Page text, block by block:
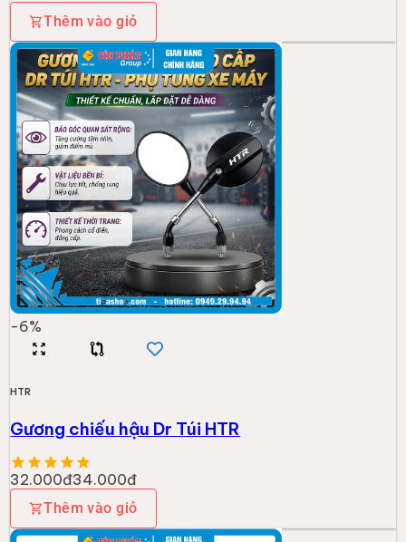
Thêm vào giỏ
-6%
HTR
Gương chiếu hậu Dr Túi HTR
32.000đ34.000đ
Thêm vào giỏ